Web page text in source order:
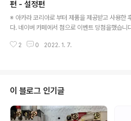
(장문 스압 주 blog.weekendproject.net 앞에
하였고 마지막 관문인 자동화 설정을 해보았습니
자동화를 처음 써보면서 SmartThings 자동화만
다르게 제공..
편 - 설정편
※ 아카라 코리아로 부터 제품을 제공받고 사용한
다. 네이버 카페에서 첨으로 이벤트 당첨을했습
고사 당첨자 공지 합니다!! (장문 스압 주의) 드디어
허브와 Switch만 구성되어있어서 트리거로 쓸 센
음 좋겠다 싶어서 아카라 도어 센서도 미리 하나 주
니다 저희집 세탁실에 이미 1구 헤이홈 Zigbee 벽
x ST 도어 센서로 SmartThings 통해 문열고 닫
2 0 2022. 1. 7.
이 블로그 인기글